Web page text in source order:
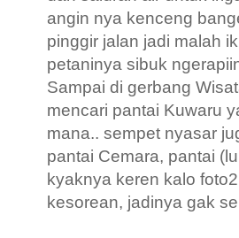
angin nya kenceng
pinggir jalan jadi malah
petaninya sibuk
Sampai di gerbang
mencari pantai Kuwaru
mana.. sempet nyasar
pantai Cemara, pantai
kyaknya keren kalo
kesorean, jadinya gak